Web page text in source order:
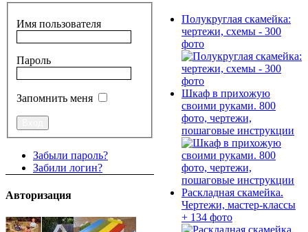
Имя пользователя
Пароль
Запомнить меня
Забыли пароль?
Забили логин?
Авторизация
Полукруглая скамейка:
чертежи, схемы - 300
фото
Шкаф в прихожую
своими руками. 800
фото, чертежи,
пошаговые инструкции
Раскладная скамейка.
Чертежи, мастер-классы
+ 134 фото